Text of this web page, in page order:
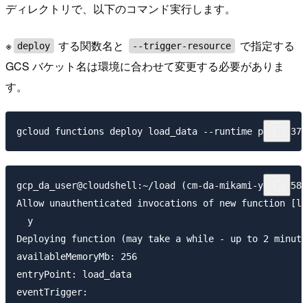
ディレクトリで、以下のコマンド実行します。
※ deploy する関数名と --trigger-resource
で指定する
GCS バケット名は環境に合わせて変更する必要がありま
す。
gcp_da_user@cloudshell:~/load (cm-da-mikami-
Allow unauthenticated invocations of new function
  y
Deploying function (may take a while - up to 2
availableMemoryMb: 256
entryPoint: load_data
eventTrigger: